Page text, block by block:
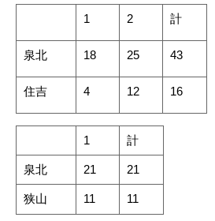
1 2 計
泉北 18 25 43
住吉 4 12 16
1 計
泉北 21 21
狭山 11 11